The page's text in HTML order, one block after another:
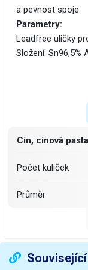
a pevnost spoje.
Parametry:
Leadfree uličky
Složení: Sn96,5%
Cín, cínová
Počet kuliček
Průměr